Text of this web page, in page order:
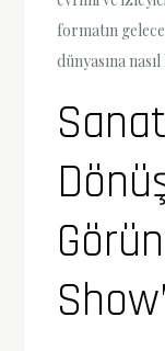
formatın
dünyasına